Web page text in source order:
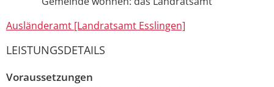
Ausländeramt [Landratsamt Esslingen]
LEISTUNGSDETAILS
Voraussetzungen